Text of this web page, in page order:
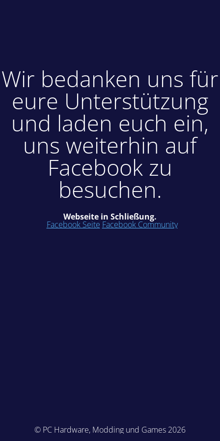
Wir bedanken uns für
eure Unterstützung
und laden euch ein,
uns weiterhin auf
Facebook zu
besuchen.
Webseite in Schließung.
Facebook Seite Facebook Community
© PC Hardware, Modding und Games 2026